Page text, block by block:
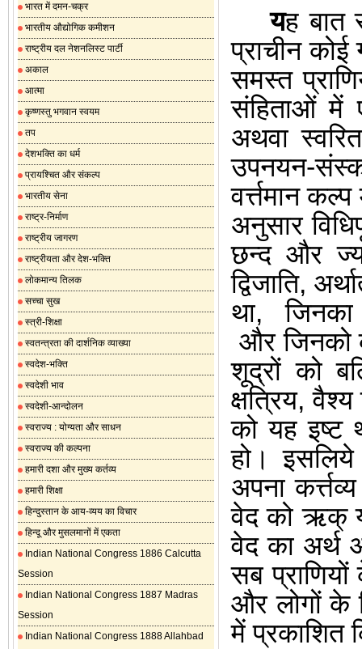
भारत में दमन-चक्र
भारतीय औद्योगिक कमीशन
राष्ट्रीय दल नेशनलिस्ट पार्टी
अकाल
आत्मा
कृष्णस्तु भगवान स्वयम
तप
देशभक्ति का धर्म
प्रायश्चित और संकल्प
भारतीय सेना
राष्ट्र-निर्माण
राष्ट्रीय जागरण
राष्ट्रीयता और देश-भक्ति
लोकमान्य तिलक
सच्चा सुख
स्त्री-शिक्षा
स्वतन्त्रता की दार्शनिक व्याख्या
स्वदेश-भक्ति
स्वदेशी भाव
स्वदेशी-आन्दोलन
स्वराज्य : योग्यता और साधन
स्वराज्य की कल्पना
हमारी दशा और मुख्य कर्तव्य
हमारी शिक्षा
हिन्दुस्तान के आय-व्यय का विचार
हिन्दू और मुसलमानों में एकता
Indian National Congress 1886 Calcutta
Session
Indian National Congress 1887 Madras
Session
Indian National Congress 1888 Allahbad
यह बात
प्राचीन कोई
समस्त
संहिताओं में
अथवा
उपनयन-
वर्त्तमान
अनुसार
छन्द और
द्विजाति,
था,
जिनका
और जिनको
शूद्रों को
क्षत्रिय,वैश्य
को यह इष्ट
हो। इसलिये
अपना
वेद को ऋक्
वेद का अर्थ
सब
और लोगों के
में प्रकाशित